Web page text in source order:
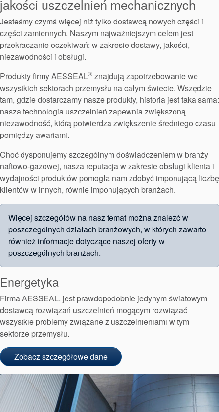
dławicowe
Systemy
wspomagające
uszczelnienia
jakości uszczelnień mechanicznych
Jesteśmy czymś więcej niż tylko dostawcą nowych części i
części zamiennych. Naszym najważniejszym celem jest
przekraczanie oczekiwań: w zakresie dostawy, jakości,
niezawodności i obsługi.
Produkty firmy AESSEAL® znajdują zapotrzebowanie we
wszystkich sektorach przemysłu na całym świecie. Wszędzie
tam, gdzie dostarczamy nasze produkty, historia jest taka sama:
nasza technologia uszczelnień zapewnia zwiększoną
niezawodność, którą potwierdza zwiększenie średniego czasu
pomiędzy awariami.
Choć dysponujemy szczególnym doświadczeniem w branży
naftowo-gazowej, nasza reputacja w zakresie obsługi klienta i
wydajności produktów pomogła nam zdobyć imponującą liczbę
klientów w innych, równie imponujących branżach.
Więcej szczegółów na nasz temat można znaleźć w
poszczególnych działach branżowych, w których zawarto
również informacje dotyczące naszej oferty w
poszczególnych branżach.
Energetyka
Firma AESSEAL. jest prawdopodobnie jedynym światowym
dostawcą rozwiązań uszczelnień mogącym rozwiązać
wszystkie problemy związane z uszczelnieniami w tym
sektorze przemysłu.
Zobacz szczegółowe dane